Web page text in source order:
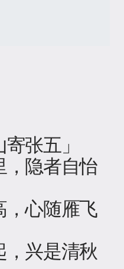
寄张五」
，隐者自怡
，心随雁飞
，兴是清秋